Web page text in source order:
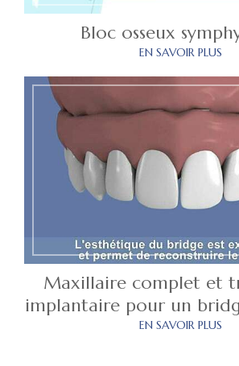
Bloc osseux
EN SAVOIR PLUS
Maxillaire complet et
implantaire pour un
EN SAVOIR PLUS